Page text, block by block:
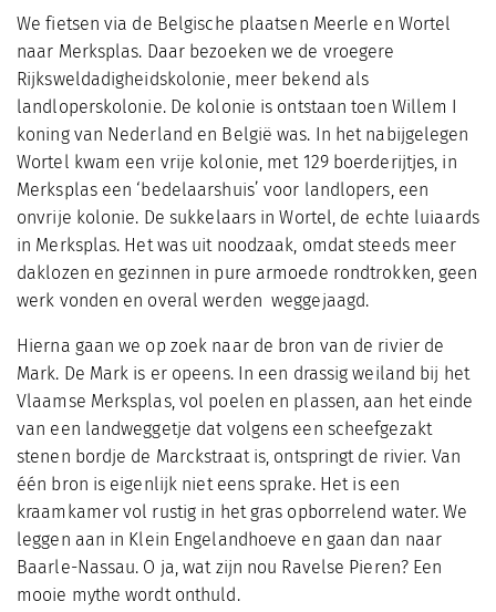
We fietsen via de Belgische plaatsen Meerle en Wortel
naar Merksplas. Daar bezoeken we de vroegere
Rijksweldadigheidskolonie, meer bekend als
landloperskolonie. De kolonie is ontstaan toen Wil­lem I
koning van Nederland en België was. In het nabijgelegen
Wortel kwam een vrije kolonie, met 129 boerderijtjes, in
Merksplas een ‘bedelaarshuis’ voor land­lopers, een
onvrije kolonie. De suk­kelaars in Wortel, de echte lui­aards
in Merksplas. Het was uit noodzaak, omdat steeds meer
dak­lozen en gezinnen in pure armoe­de rondtrokken, geen
werk von­den en overal werden weggejaagd.
Hierna gaan we op zoek naar de bron van de rivier de
Mark. De Mark is er opeens. In een dras­sig weiland bij het
Vlaamse Merksplas, vol poelen en plassen, aan het einde
van een landwegge­tje dat volgens een scheefgezakt
stenen bordje de Marckstraat is, ontspringt de rivier. Van
één bron is eigenlijk niet eens sprake. Het is een
kraamkamer vol rustig in het gras opborrelend water. We
leggen aan in Klein Engelandhoeve en gaan dan naar
Baarle-Nassau. O ja, wat zijn nou Ravelse Pieren? Een
mooie mythe wordt onthuld.